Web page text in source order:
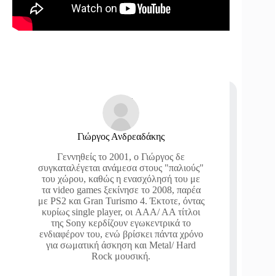
Γιώργος Ανδρεαδάκης
Γεννηθείς το 2001, ο Γιώργος δε
συγκαταλέγεται ανάμεσα στους "παλιούς"
του χώρου, καθώς η ενασχόλησή του με
τα video games ξεκίνησε το 2008, παρέα
με PS2 και Gran Turismo 4. Έκτοτε, όντας
κυρίως single player, οι AAA/ AA τίτλοι
της Sony κερδίζουν εγωκεντρικά το
ενδιαφέρον του, ενώ βρίσκει πάντα χρόνο
για σωματική άσκηση και Metal/ Hard
Rock μουσική.